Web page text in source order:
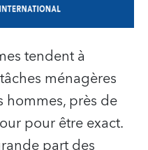
tendent à
ménagères
hommes, près de
pour être exact.